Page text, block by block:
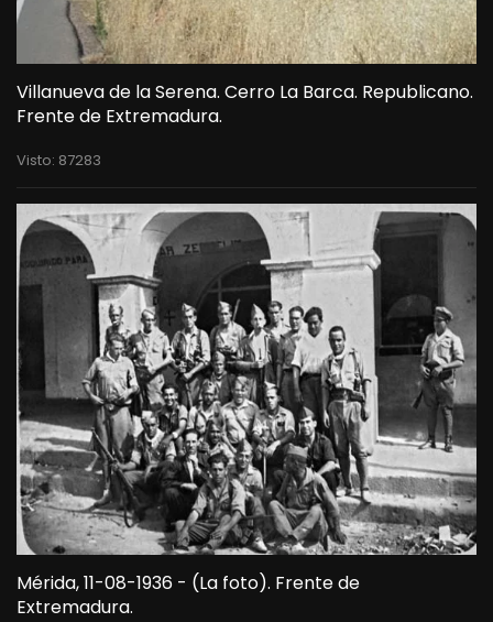
Villanueva de la Serena. Cerro La Barca. Republicano.
Frente de Extremadura.
Visto: 87283
Mérida, 11-08-1936 - (La foto). Frente de
Extremadura.